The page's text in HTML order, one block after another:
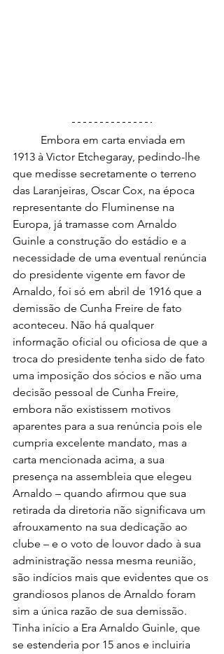
1913 à Victor Etchegaray, pedindo-lhe
que medisse secretamente o terreno
das Laranjeiras, Oscar Cox, na época
representante do Fluminense na
Europa, já tramasse com Arnaldo
Guinle a construção do estádio e a
necessidade de uma eventual renúncia
do presidente vigente em favor de
Arnaldo, foi só em abril de 1916 que a
demissão de Cunha Freire de fato
aconteceu. Não há qualquer
informação oficial ou oficiosa de que a
troca do presidente tenha sido de fato
uma imposição dos sócios e não uma
decisão pessoal de Cunha Freire,
embora não existissem motivos
aparentes para a sua renúncia pois ele
cumpria excelente mandato, mas a
carta mencionada acima, a sua
presença na assembleia que elegeu
Arnaldo – quando afirmou que sua
retirada da diretoria não significava um
afrouxamento na sua dedicação ao
clube – e o voto de louvor dado à sua
administração nessa mesma reunião,
são indícios mais que evidentes que os
grandiosos planos de Arnaldo foram
sim a única razão de sua demissão.
Tinha início a Era Arnaldo Guinle, que
se estenderia por 15 anos e incluiria